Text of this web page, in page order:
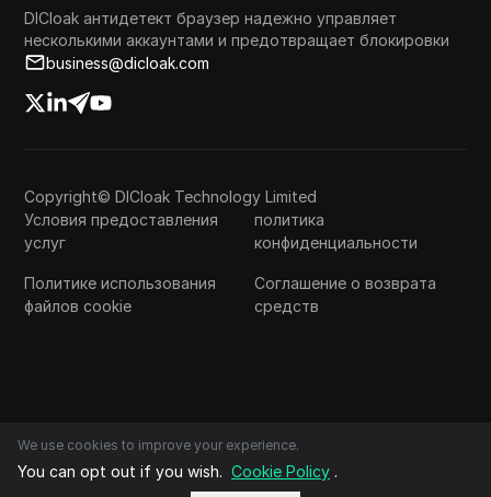
DICloak антидетект браузер надежно управляет
несколькими аккаунтами и предотвращает блокировки
business@dicloak.com
Copyright© DICloak Technology Limited
Условия предоставления
услуг
политика
конфиденциальности
Политике использования
файлов cookie
Соглашение о возврата
средств
We use cookies to improve your experience.
You can opt out if you wish. Cookie Policy .